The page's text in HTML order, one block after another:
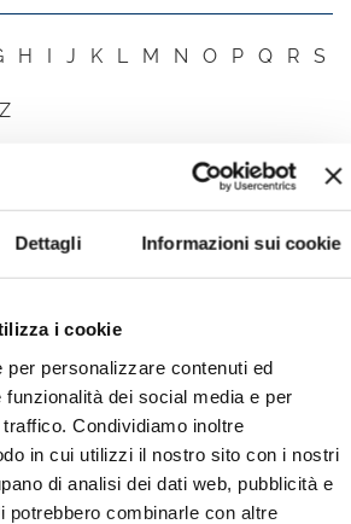
Dettagli Informazioni sui cookie
i cookie
per personalizzare contenuti ed
funzionalità dei social media e per
Condividiamo inoltre
in cui utilizzi il nostro sito con i nostri
di analisi dei dati web, pubblicità e
potrebbero combinarle con altre
H I J K L M N O P Q R S
Z